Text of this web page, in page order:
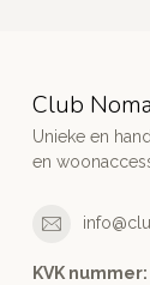
Club
Unieke en
en
KVK nummer: